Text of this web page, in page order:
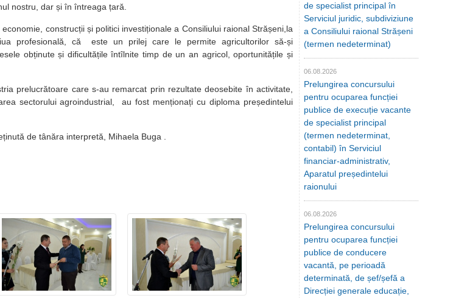
nostru, dar și în întreaga țară.
construcții și politici investiționale a Consiliului raional Strășeni,la
profesională, că este un prilej care le permite agricultorilor să-și
obținute și dificultățile întîlnite timp de un an agricol, oportunitățile și
prelucrătoare care s-au remarcat prin rezultate deosebite în activitate,
sectorului agroindustrial, au fost menționați cu diploma președintelui
de tânăra interpretă, Mihaela Buga .
de specialist principal în
Serviciul juridic, subdiviziune
a Consiliului raional Strășeni
(termen nedeterminat)
06.08.2026
Prelungirea concursului
pentru ocuparea funcției
publice de execuție vacante
de specialist principal
(termen nedeterminat,
contabil) în Serviciul
financiar-administrativ,
Aparatul președintelui
raionului
06.08.2026
Prelungirea concursului
pentru ocuparea funcției
publice de conducere
vacantă, pe perioadă
determinată, de șef/șefă a
Direcției generale educație,